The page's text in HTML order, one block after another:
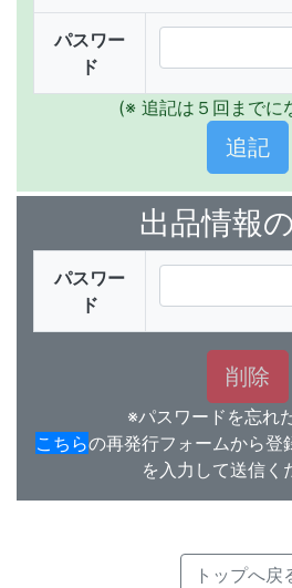
パスワー
ド
(※ 追記は５回までに
出品情報
パスワー
ド
※パスワードを忘れ
こちらの再発行フォームから登
を入力して送信く
トップへ戻